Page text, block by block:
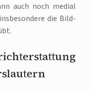
auch noch medial
die Bild-